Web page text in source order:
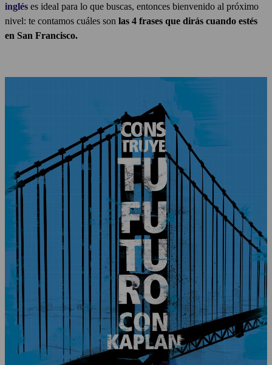
inglés es ideal para lo que buscas, entonces bienvenido al próximo
nivel: te contamos cuáles son las 4 frases que dirás cuando estés
en San Francisco.